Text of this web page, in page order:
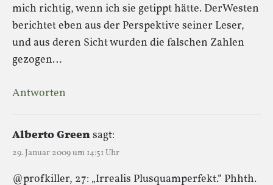
mich richtig, wenn ich sie getippt hätte. DerWesten
berichtet eben aus der Perspektive seiner Leser,
und aus deren Sicht wurden die falschen Zahlen
gezogen…
Antworten
Alberto Greensagt:
29. Januar 2009 um 14:51 Uhr
@profkiller, 27: „Irrealis Plusquamperfekt.“ Phhth.